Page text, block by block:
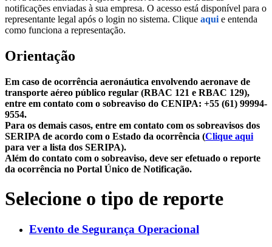
notificações enviadas à sua empresa. O acesso está disponível para o
representante legal após o login no sistema. Clique aqui e entenda
como funciona a representação.
Orientação
Em caso de ocorrência aeronáutica envolvendo aeronave de
transporte aéreo público regular (RBAC 121 e RBAC 129),
entre em contato com o sobreaviso do CENIPA: +55 (61) 99994-
9554.
Para os demais casos, entre em contato com os sobreavisos dos
SERIPA de acordo com o Estado da ocorrência (Clique aqui
para ver a lista dos SERIPA).
Além do contato com o sobreaviso, deve ser efetuado o reporte
da ocorrência no Portal Único de Notificação.
Selecione o tipo de reporte
Evento de Segurança Operacional